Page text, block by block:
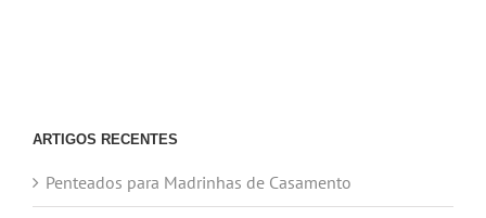
ARTIGOS RECENTES
Penteados para Madrinhas de Casamento